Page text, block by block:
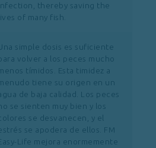
thereby saving the
lives of many fish.
simple dosis es suficiente
volver a los peces mucho
tímidos. Esta timidez a
tiene su origen en un
de baja calidad. Los peces
se sienten muy bien y los
se desvanecen, y el
se apodera de ellos. FM
Life mejora enormemente